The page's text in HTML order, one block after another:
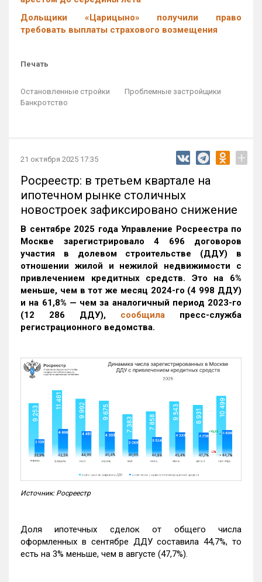
Дольщики «Царицыно» получили право
требовать выплаты страхового возмещения
Печать
Остановленные стройки
Проблемные застройщики
Банкротство
21 октября 2025 17:35 +
Росреестр: в третьем квартале на
ипотечном рынке столичных
новостроек зафиксировано снижение
В сентябре 2025 года Управление Росреестра по
Москве зарегистрировало 4 696 договоров
участия в долевом строительстве (ДДУ) в
отношении жилой и нежилой недвижимости с
привлечением кредитных средств. Это на 6%
меньше, чем в тот же месяц 2024-го (4 998 ДДУ)
и на 61,8% — чем за аналогичный период 2023-го
(12 286 ДДУ), сообщила пресс-служба
регистрационного ведомства.
Источник: Росреестр
Доля ипотечных сделок от общего числа
оформленных в сентябре ДДУ составила 44,7%, то
есть на 3% меньше, чем в августе (47,7%).